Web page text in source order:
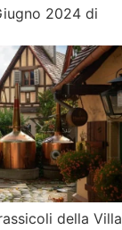
2024 di
della Villa